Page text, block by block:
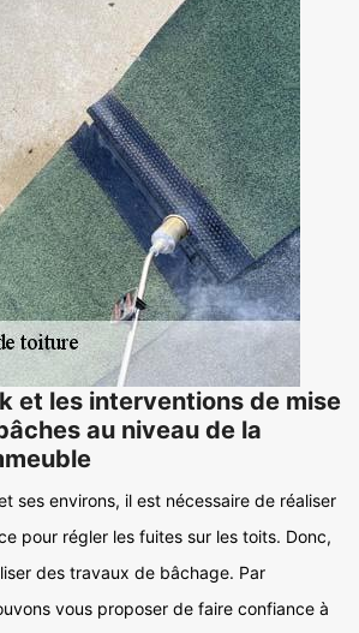
et les interventions de mise
au niveau de la
ses environs, il est nécessaire de réaliser
pour régler les fuites sur les toits. Donc,
des travaux de bâchage. Par
vous proposer de faire confiance à